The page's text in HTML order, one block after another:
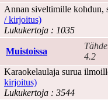
Annan siveltimille kohdun,
/ kirjoitus)
Lukukertoja : 1035
Muistoissa
4.2
Karaokelaulaja surua
kirjoitus)
Lukukertoja : 3544